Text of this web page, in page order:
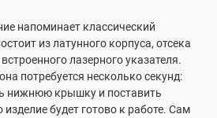
напоминает классический
из латунного корпуса, отсека
лазерного указателя.
потребуется несколько секунд:
нижнюю крышку и поставить
изделие будет готово к работе. Сам